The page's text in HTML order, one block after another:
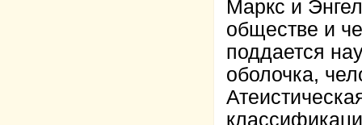
Маркс и
обществе и
поддается
оболочка,